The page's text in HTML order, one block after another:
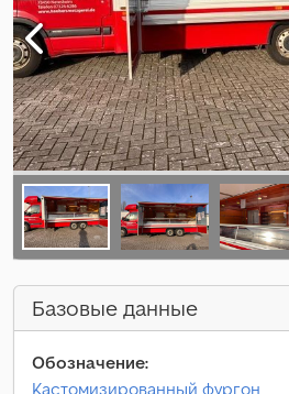
Базовые данные
Обозначение:
Кастомизированный фургон